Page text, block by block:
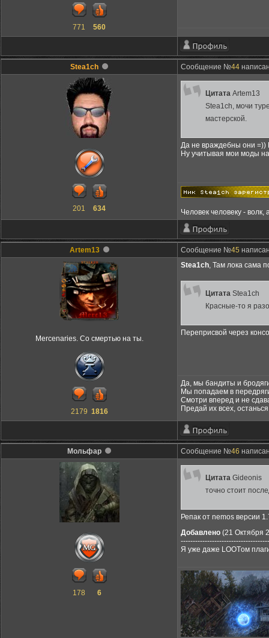
771 560
Stea1ch Сообщение №44
201 634
Цитата Artem13
Stea1ch, мочи
мастерской.
Да не враждебны они =))
Ну учитывая мои моды
Человек человеку -
Artem13 Сообщение №45
Mercenaries. Со смертью на ты.
2179 1816
Stea1ch, Там лока сама
Цитата Stea1ch
Красные-то я
Переприсвой через
Да, мы бандиты и
Мы попадаем в
Смотри вперед и не
Предай их всех,
Мольфар Сообщение №46
178 6
Цитата Gideonis
точно стоит
Репак от nemos версии
Добавлено (21 Октября
Я уже даже LOOTом